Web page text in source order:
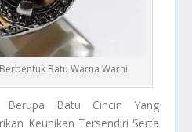
Batu Warna Warni
Berupa Batu Cincin Yang
Keunikan Tersendiri Serta